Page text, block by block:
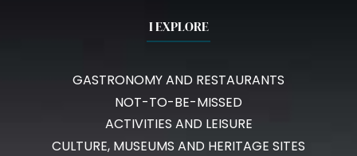
I EXPLORE
GASTRONOMY AND RESTAURANTS
NOT-TO-BE-MISSED
ACTIVITIES AND LEISURE
CULTURE, MUSEUMS AND HERITAGE SITES